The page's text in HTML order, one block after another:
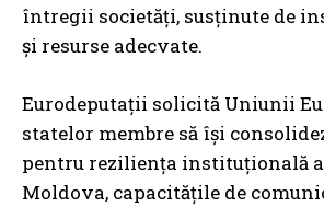
întregii societăți, susținute de
și resurse adecvate.
Eurodeputații solicită Uniunii
statelor membre să își
pentru reziliența instituțională
Moldova, capacitățile de